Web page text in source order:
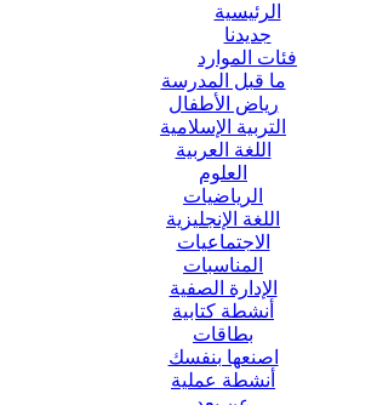
الرئيسية
جديدنا
فئات الموارد
ما قبل المدرسة
رياض الأطفال
التربية الإسلامية
اللغة العربية
العلوم
الرياضيات
اللغة الإنجليزية
الاجتماعيات
المناسبات
الإدارة الصفية
أنشطة كتابية
بطاقات
اصنعها بنفسك
أنشطة عملية